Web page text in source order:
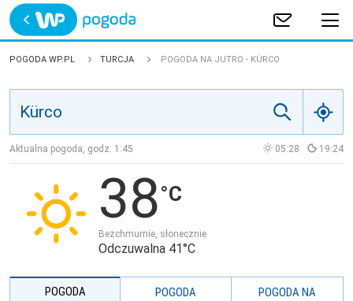
Trwa ładowanie
POLSKA
JAKOŚĆ POWIETRZA
POGODA WP.PL TURCJA POGODA NA JUTRO - KÜRCO
Aktualna pogoda, godz. 1:45 05:28 19:24
38
Bezchmurnie, słonecznie
Odczuwalna 41°C
POGODA
POGODA
POGODA NA